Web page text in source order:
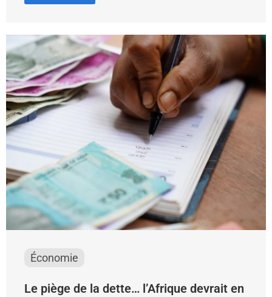
Économie
Le piège de la dette… l’Afrique devrait en